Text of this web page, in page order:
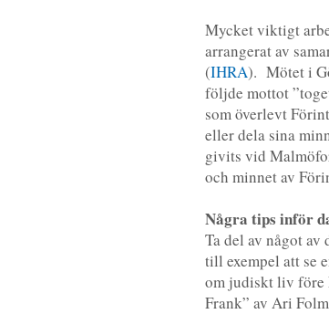
Mycket viktigt
arrangerat av
(IHRA). Mötet i
följde mottot
som överlevt
eller dela sina
givits vid
och minnet av
Några tips inför
Ta del av något av
till exempel att se
om judiskt liv före
Frank” av Ari